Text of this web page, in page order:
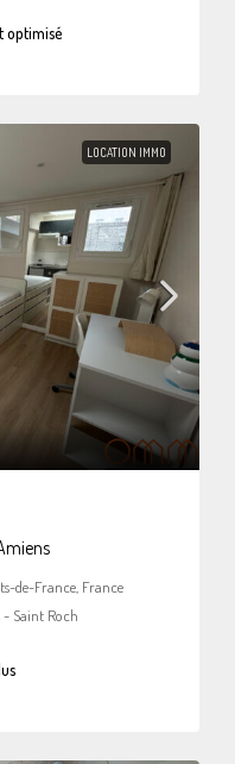
optimisé
LOCATION IMMO
de-France, France
Saint Roch